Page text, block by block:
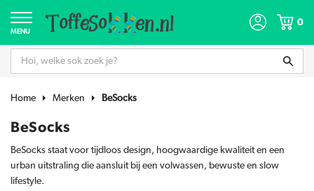
MENU
0
Home Merken BeSocks
BeSocks
BeSocks staat voor tijdloos design, hoogwaardige kwaliteit en een
urban uitstraling die aansluit bij een volwassen, bewuste en slow
lifestyle.